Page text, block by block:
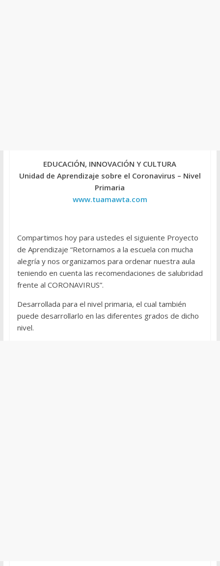
EDUCACIÓN, INNOVACIÓN Y CULTURA
Unidad de Aprendizaje sobre el Coronavirus – Nivel
Primaria
www.tuamawta.com
Compartimos hoy para ustedes el siguiente Proyecto
de Aprendizaje “Retornamos a la escuela con mucha
alegría y nos organizamos para ordenar nuestra aula
teniendo en cuenta las recomendaciones de salubridad
frente al CORONAVIRUS”.
Desarrollada para el nivel primaria, el cual también
puede desarrollarlo en las diferentes grados de dicho
nivel.